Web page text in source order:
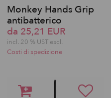
Monkey Hands Grip
antibatterico
da 25,21 EUR
incl. 20 % UST escl.
Costi di spedizione